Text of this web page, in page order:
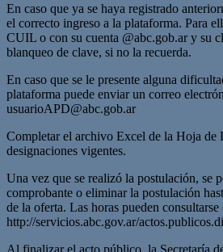
En caso que ya se haya registrado
el correcto ingreso a la plataforma. Para
CUIL o con su cuenta @abc.gob.ar y su
blanqueo de clave, si no la recuerda.
En caso que se le presente alguna
plataforma puede enviar un correo
usuarioAPD@abc.gob.ar
Completar el archivo Excel de la Hoja de
designaciones vigentes.
Una vez que se realizó la postulación, se
comprobante o eliminar la postulación
de la oferta. Las horas pueden
http://servicios.abc.gov.ar/
Al finalizar el acto público, la Secretaría